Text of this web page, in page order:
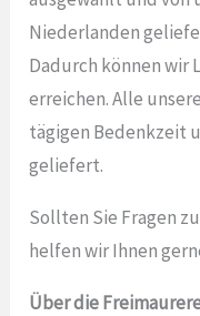
Niederlanden
Dadurch können wir
erreichen. Alle
tägigen Bedenkzeit
geliefert.
Sollten Sie Fragen
helfen wir Ihnen
Über die